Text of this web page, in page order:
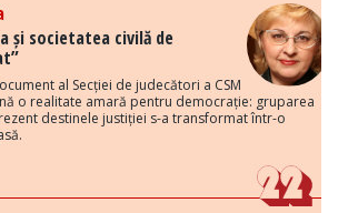
și societatea civilă de
al Secției de judecători a CSM
o realitate amară pentru democrație: gruparea
destinele justiției s-a transformat într-o